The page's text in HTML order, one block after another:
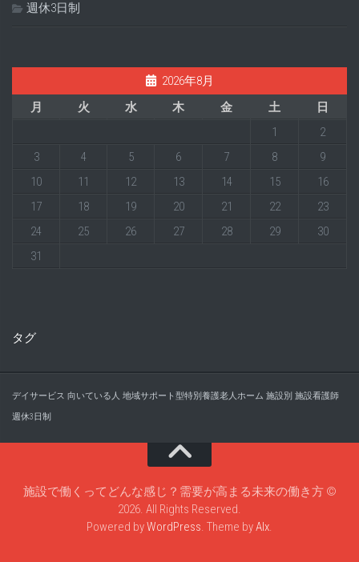
週休3日制
2026年8月
月
火 水 木 金 土
日
1
2
3
4 5 6 7 8
9
10
11 12 13 14 15
16
17
18 19 20 21 22
23
24
25 26 27 28 29
30
31
タグ
デイサービス 向いている人 地域サポート型特別養護老人ホーム 施設別 施設看護師
週休3日制
施設で働くってどんな感じ？需要が高まる未来の働き方 ©
2026. All Rights Reserved.
Powered byWordPress. Theme byAlx.